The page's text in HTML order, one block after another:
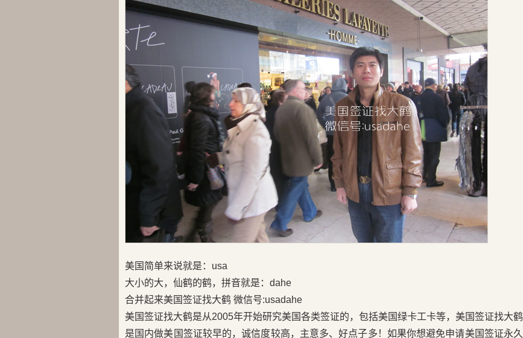
美国简单来说就是：usa
大小的大，仙鹤的鹤，拼音就是：dahe
合并起来美国签证找大鹤 微信号:usadahe
美国签证找大鹤是从2005年开始研究美国各类签证的，包括美国绿卡工卡等，美国签证找大鹤
是国内做美国签证较早的，诚信度较高，主意多、好点子多！如果你想避免申请美国签证永久